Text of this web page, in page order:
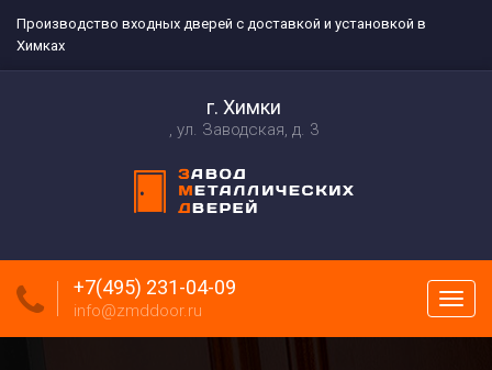
Производство входных дверей с доставкой и установкой в
Химках
г. Химки
ул. Заводская, д. 3
меню
+7(495) 231-04-09
info@zmddoor.ru